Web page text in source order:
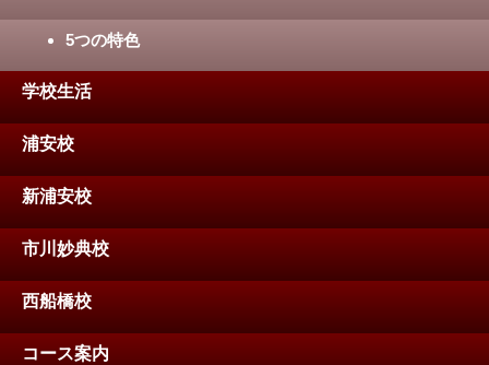
5つの特色
学校生活
浦安校
新浦安校
市川妙典校
西船橋校
コース案内